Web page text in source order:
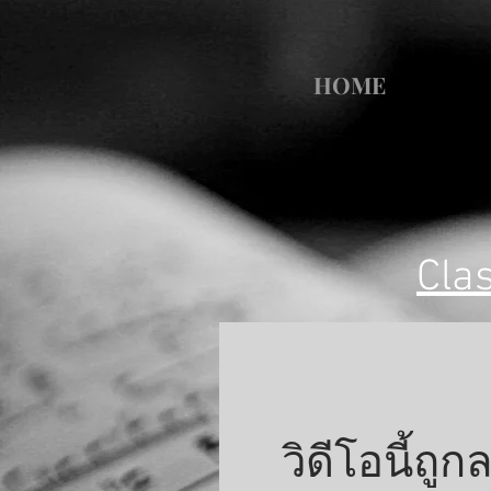
HOME
วิดีโอนี้ถูก